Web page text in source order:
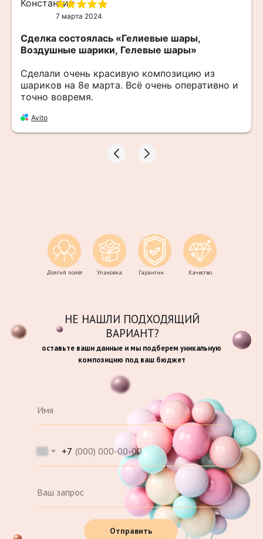
7 марта 2024
Сделка состоялась «Гелиевые шары,
Воздушные шарики, Гелевые шары»
Сделали очень красивую композицию из
шариков на 8е марта. Всё очень оперативно и
точно вовремя.
Avito
Долгий полёт Упаковка Гарантии Качество
+7
Отправить
оставьте ваши данные и мы подберем уникальную
композицию под ваш бюджет
НЕ НАШЛИ ПОДХОДЯЩИЙ
ВАРИАНТ?